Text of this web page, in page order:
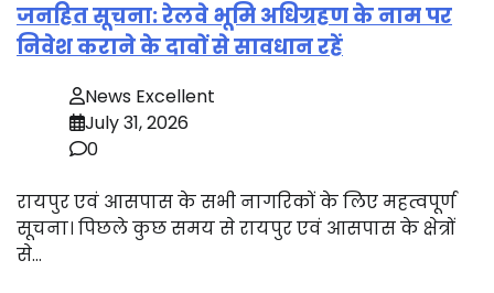
जनहित सूचना: रेलवे भूमि अधिग्रहण के नाम पर
निवेश कराने के दावों से सावधान रहें
News Excellent
July 31, 2026
0
रायपुर एवं आसपास के सभी नागरिकों के लिए महत्वपूर्ण
सूचना। पिछले कुछ समय से रायपुर एवं आसपास के क्षेत्रों
से…